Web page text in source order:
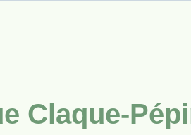
Claque-